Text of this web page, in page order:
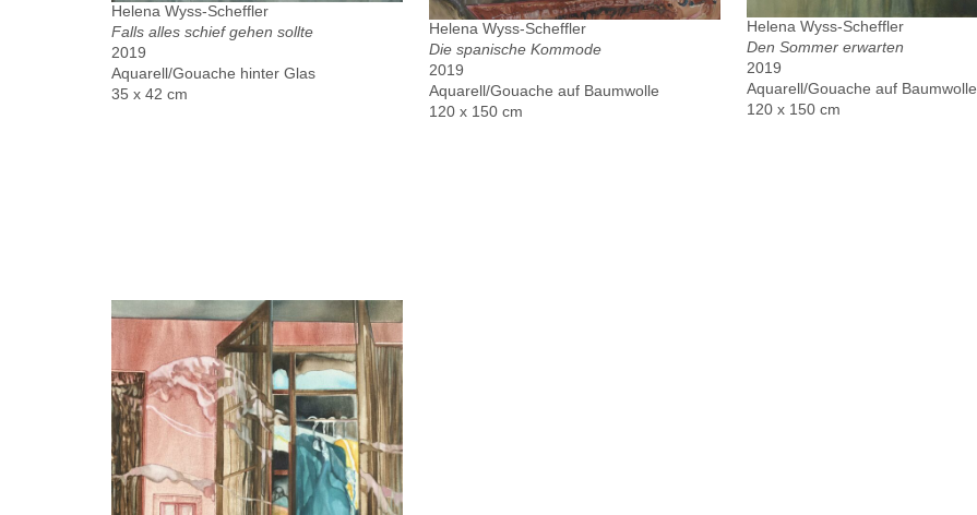
Helena Wyss-Scheffler
Falls alles schief gehen sollte
2019
Aquarell/Gouache hinter Glas
35 x 42 cm
Helena Wyss-Scheffler
Die spanische Kommode
2019
Aquarell/Gouache auf Baumwolle
120 x 150 cm
Helena Wyss-Scheffler
Den Sommer erwarten
2019
Aquarell/Gouache auf Baumwolle
120 x 150 cm